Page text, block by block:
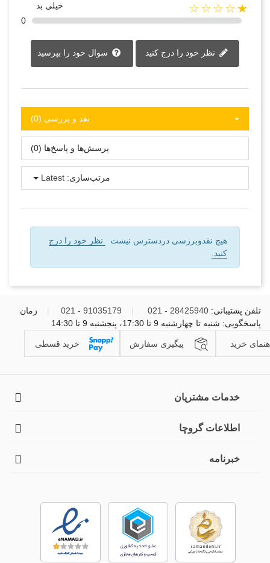
★☆☆☆☆
خیلی بد
0
سوال خود را بپرسید
نقد و بررسی‌‌ (0)
پرسش‌ها و پاسخ‌ها (0)
مرتب‌سازی: Latest
هیچ نقدوبررسی دردسترس نیست
نظر خود را درج
کنید.
تلفن پشتیبانی: 28425940 - 021
91035179 - 021
زمان
پاسخگویی: شنبه تا چهارشنبه 9 تا 17:30، پنجشنبه 9 تا 14:30
خرید پیگیری سفارش خرید قسطی
خدمات مشتریان
اطلاعات گروچا
خبرنامه